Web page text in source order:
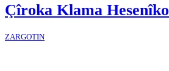
Çîroka Klama Hesenîko
ZARGOTIN